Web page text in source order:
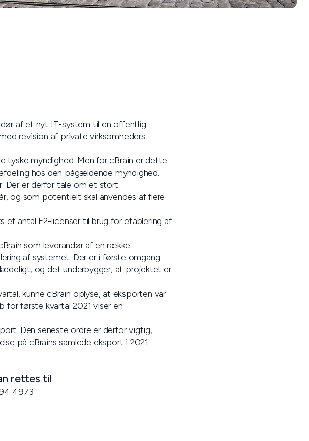
af et nyt IT-system til en offentlig
revision af private virksomheders
tyske myndighed. Men for cBrain er dette
hos den pågældende myndighed.
Der er derfor tale om et stort
og som potentielt skal anvendes af flere
antal F2-licenser til brug for etablering af
som leverandør af en række
af systemet. Der er i første omgang
og det underbygger, at projektet er
kunne cBrain oplyse, at eksporten var
for første kvartal 2021 viser en
Den seneste ordre er derfor vigtig,
på cBrains samlede eksport i 2021.
rettes til
4973